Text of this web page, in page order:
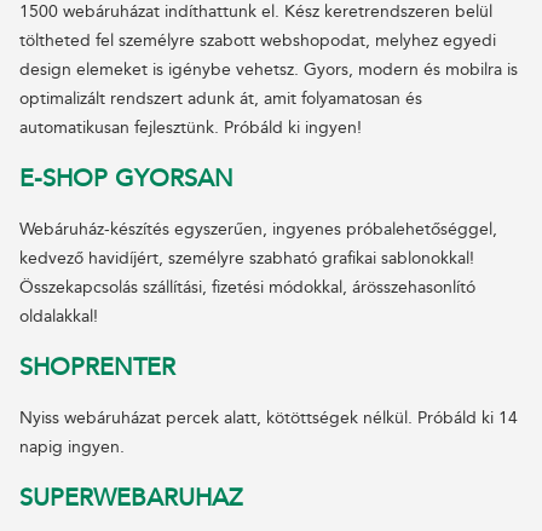
1500 webáruházat indíthattunk el. Kész keretrendszeren belül
töltheted fel személyre szabott webshopodat, melyhez egyedi
design elemeket is igénybe vehetsz. Gyors, modern és mobilra is
optimalizált rendszert adunk át, amit folyamatosan és
automatikusan fejlesztünk. Próbáld ki ingyen!
E-SHOP GYORSAN
Webáruház-készítés egyszerűen, ingyenes próbalehetőséggel,
kedvező havidíjért, személyre szabható grafikai sablonokkal!
Összekapcsolás szállítási, fizetési módokkal, árösszehasonlító
oldalakkal!
SHOPRENTER
Nyiss webáruházat percek alatt, kötöttségek nélkül. Próbáld ki 14
napig ingyen.
SUPERWEBARUHAZ